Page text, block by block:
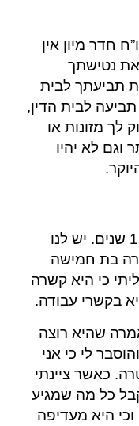
חדר מיון אין
נטישתך
תביעתך לבית
לבית הדין,
לך מזונות או
וגם לא יהיו
אשתי הינה קצינת משטרה מזה 12 שנים. יש לנו
בת חמישה
כי היא קשרה
בקשרי עבודה.
שהיא רוצה
לי כי אני
כאשר ציינתי
כל מה שמגיע
היא מעדיפה